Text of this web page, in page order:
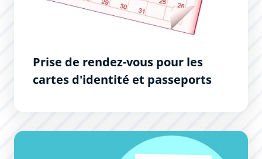
Prise de rendez-vous pour les
cartes d'identité et passeports
Guide des démarches pour les particuliers